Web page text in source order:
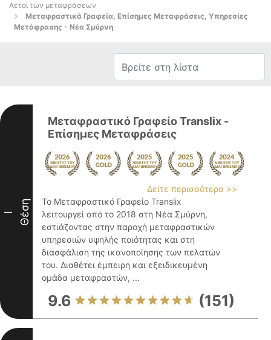
Αετοί των μεταφράσεων
Μεταφραστικά Γραφεία, Επίσημες Μεταφράσεις, Υπηρεσίες
Μετάφρασης - Νέα Σμύρνη
I Θέση
Μεταφραστικό Γραφείο Translix -
Επίσημες Μεταφράσεις
Δείτε περισσότερα >>
Το Μεταφραστικό Γραφείο Translix
λειτουργεί από το 2018 στη Νέα Σμύρνη,
εστιάζοντας στην παροχή μεταφραστικών
υπηρεσιών υψηλής ποιότητας και στη
διασφάλιση της ικανοποίησης των πελατών
του. Διαθέτει έμπειρη και εξειδικευμένη
ομάδα μεταφραστών, ...
9.6 (151)